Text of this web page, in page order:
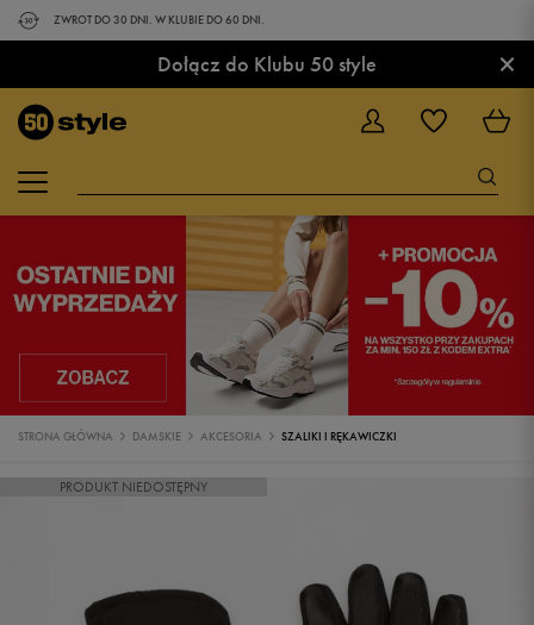
ZWROT DO 30 DNI. W KLUBIE DO 60 DNI.
Dołącz do Klubu 50 style ×
STRONA GŁÓWNA DAMSKIE AKCESORIA SZALIKI I RĘKAWICZKI
PRODUKT NIEDOSTĘPNY